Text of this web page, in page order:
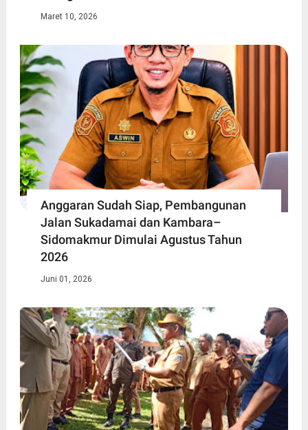
Maret 10, 2026
Anggaran Sudah Siap, Pembangunan
Jalan Sukadamai dan Kambara–
Sidomakmur Dimulai Agustus Tahun
2026
Juni 01, 2026